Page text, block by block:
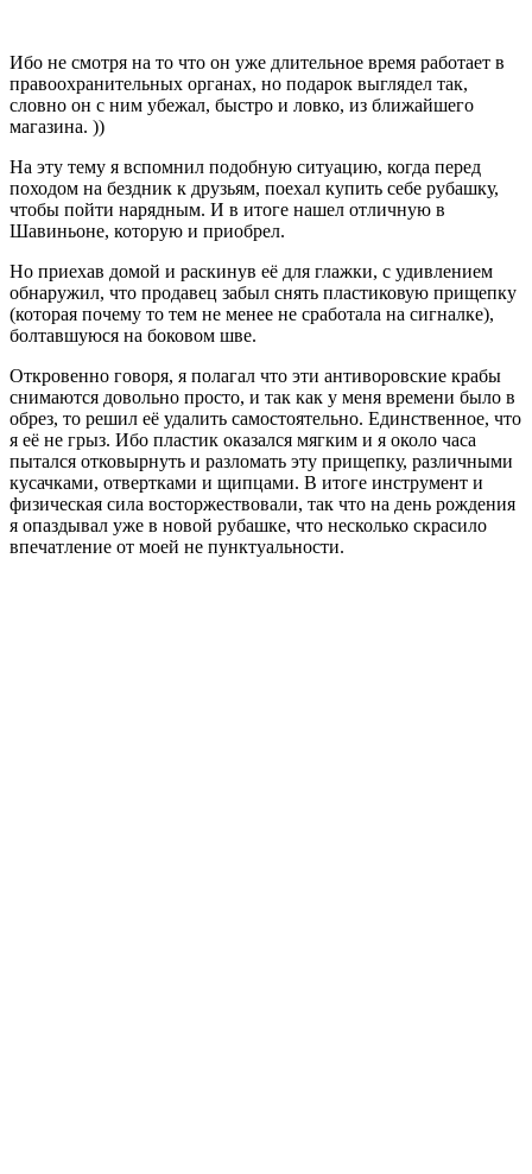
Ибо не смотря на то что он уже длительное время работает в
правоохранительных органах, но подарок выглядел так,
словно он с ним убежал, быстро и ловко, из ближайшего
магазина. ))
На эту тему я вспомнил подобную ситуацию, когда перед
походом на бездник к друзьям, поехал купить себе рубашку,
чтобы пойти нарядным. И в итоге нашел отличную в
Шавиньоне, которую и приобрел.
Но приехав домой и раскинув её для глажки, с удивлением
обнаружил, что продавец забыл снять пластиковую прищепку
(которая почему то тем не менее не сработала на сигналке),
болтавшуюся на боковом шве.
Откровенно говоря, я полагал что эти антиворовские крабы
снимаются довольно просто, и так как у меня времени было в
обрез, то решил её удалить самостоятельно. Единственное, что
я её не грыз. Ибо пластик оказался мягким и я около часа
пытался отковырнуть и разломать эту прищепку, различными
кусачками, отвертками и щипцами. В итоге инструмент и
физическая сила восторжествовали, так что на день рождения
я опаздывал уже в новой рубашке, что несколько скрасило
впечатление от моей не пунктуальности.